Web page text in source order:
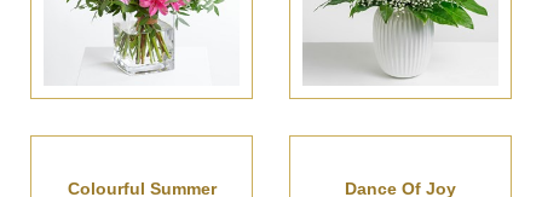
Colourful Summer Dance Of Joy